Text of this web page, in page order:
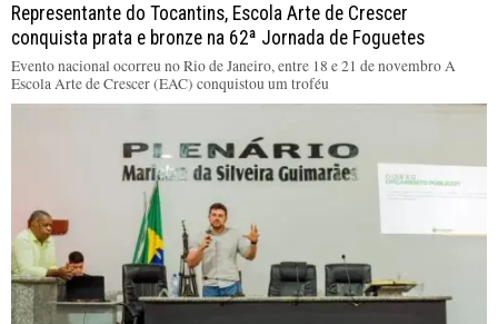
Representante do Tocantins, Escola Arte de Crescer
conquista prata e bronze na 62ª Jornada de Foguetes
Evento nacional ocorreu no Rio de Janeiro, entre 18 e 21 de novembro A
Escola Arte de Crescer (EAC) conquistou um troféu